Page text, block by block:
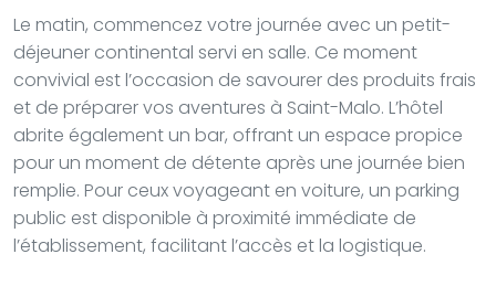
Le matin, commencez votre journée avec un petit-
déjeuner continental servi en salle. Ce moment
convivial est l’occasion de savourer des produits frais
et de préparer vos aventures à Saint-Malo. L’hôtel
abrite également un bar, offrant un espace propice
pour un moment de détente après une journée bien
remplie. Pour ceux voyageant en voiture, un parking
public est disponible à proximité immédiate de
l’établissement, facilitant l’accès et la logistique.